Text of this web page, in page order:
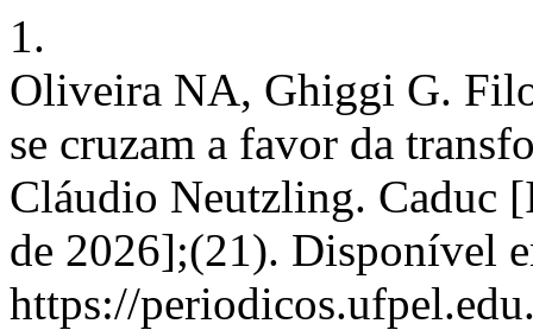
1.
Oliveira NA, Ghiggi G.
se cruzam a favor da
Cláudio Neutzling. Caduc
de 2026];(21). Disponível
https://